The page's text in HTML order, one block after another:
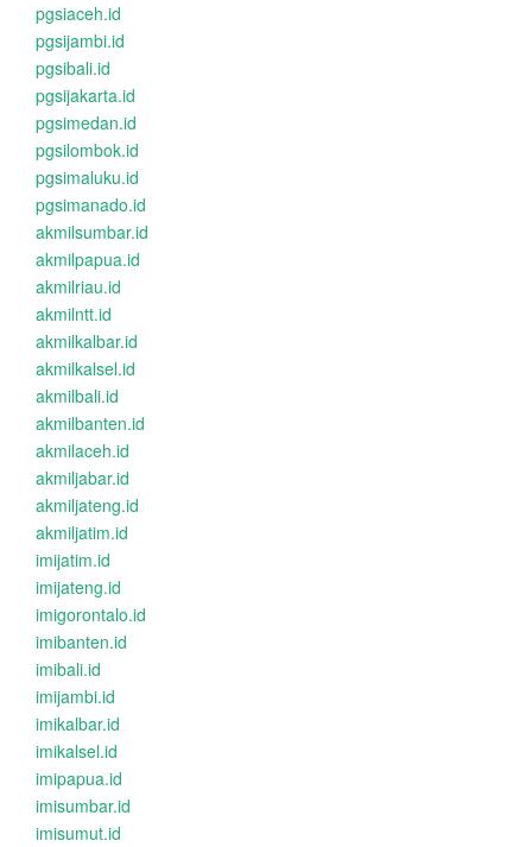
pgsiaceh.id
pgsijambi.id
pgsibali.id
pgsijakarta.id
pgsimedan.id
pgsilombok.id
pgsimaluku.id
pgsimanado.id
akmilsumbar.id
akmilpapua.id
akmilriau.id
akmilntt.id
akmilkalbar.id
akmilkalsel.id
akmilbali.id
akmilbanten.id
akmilaceh.id
akmiljabar.id
akmiljateng.id
akmiljatim.id
imijatim.id
imijateng.id
imigorontalo.id
imibanten.id
imibali.id
imijambi.id
imikalbar.id
imikalsel.id
imipapua.id
imisumbar.id
imisumut.id